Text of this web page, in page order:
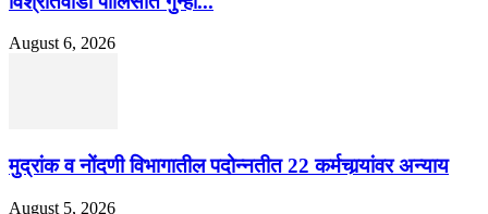
August 6, 2026
मुद्रांक व नोंदणी विभागातील पदोन्नतीत 22 कर्मचार्‍यांवर अन्याय
August 5, 2026